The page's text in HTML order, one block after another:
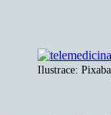
Ilustrace: